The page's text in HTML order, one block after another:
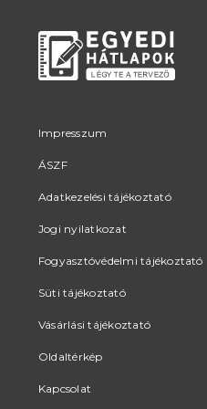
Impresszum
ÁSZF
Adatkezelési tájékoztató
Jogi nyilatkozat
Fogyasztóvédelmi tájékoztató
Süti tájékoztató
Vásárlási tájékoztató
Oldaltérkép
Kapcsolat